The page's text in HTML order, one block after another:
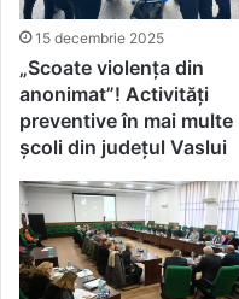
15 decembrie 2025
„Scoate violența din
anonimat”! Activități
preventive în mai multe
școli din județul Vaslui